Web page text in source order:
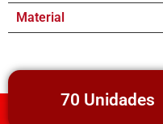
Material
70 Unidades